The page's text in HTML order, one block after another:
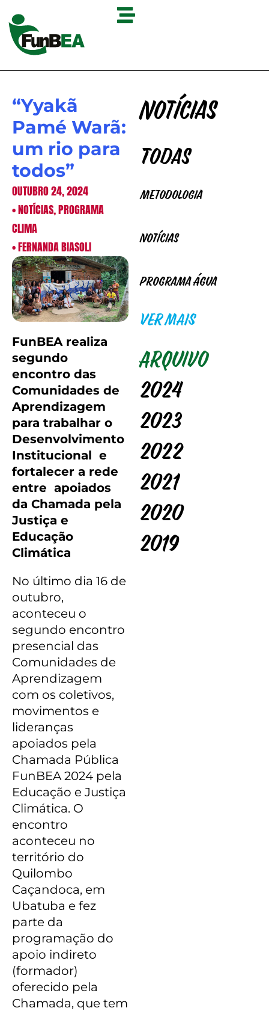
Notícias
Todas
Metodologia
Notícias
Programa Água
VER MAIS
Arquivo
2024
2023
2022
2021
2020
2019
“Yyakã
Pamé Warã:
um rio para
todos”
OUTUBRO 24, 2024
•NOTÍCIAS,PROGRAMA
CLIMA
•FERNANDA BIASOLI
FunBEA realiza
segundo
encontro das
Comunidades de
Aprendizagem
para trabalhar o
Desenvolvimento
Institucional e
fortalecer a rede
entre apoiados
da Chamada pela
Justiça e
Educação
Climática
No último dia 16 de
outubro,
aconteceu o
segundo encontro
presencial das
Comunidades de
Aprendizagem
com os coletivos,
movimentos e
lideranças
apoiados pela
Chamada Pública
FunBEA 2024 pela
Educação e Justiça
Climática. O
encontro
aconteceu no
território do
Quilombo
Caçandoca, em
Ubatuba e fez
parte da
programação do
apoio indireto
(formador)
oferecido pela
Chamada, que tem